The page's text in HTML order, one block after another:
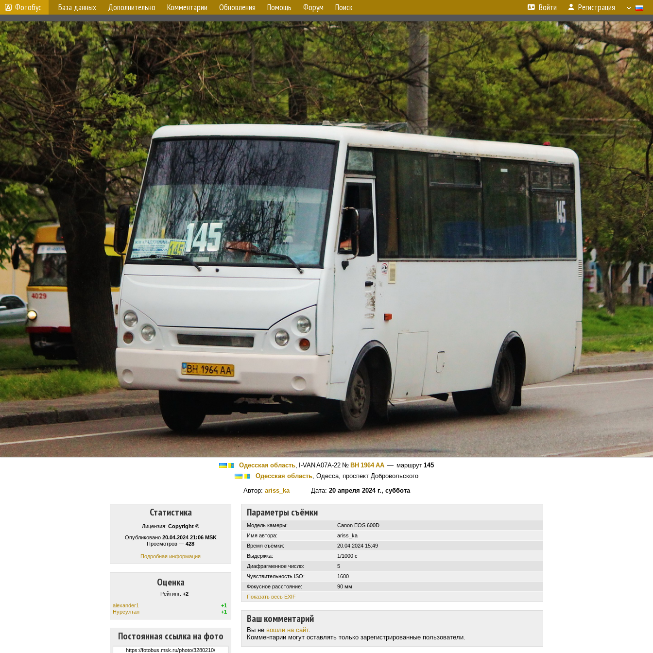
Фотобус База данных Дополнительно Комментарии Обновления Помощь Форум Поиск Войти Регистрация
Одесская область, I-VAN A07A-22 № BH 1964 AA — маршрут 145
Одесская область, Одесса, проспект Добровольского
Автор: ariss_kaДата: 20 апреля 2024 г., суббота
Статистика
Лицензия: Copyright ©
Опубликовано 20.04.2024 21:06 MSK
Просмотров — 428
Подробная информация
Оценка
Рейтинг: +2
alexander1
+1
Нурсултан
+1
Постоянная ссылка на фото
Параметры съёмки
Модель камеры:
Canon EOS 600D
Имя автора:
ariss_ka
Время съёмки:
20.04.2024 15:49
Выдержка:
1/1000 с
Диафрагменное число:
5
Чувствительность ISO:
1600
Фокусное расстояние:
90 мм
Показать весь EXIF
Ваш комментарий
Вы не вошли на сайт.
Комментарии могут оставлять только зарегистрированные пользователи.